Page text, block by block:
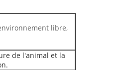
libre,
de l'animal et la